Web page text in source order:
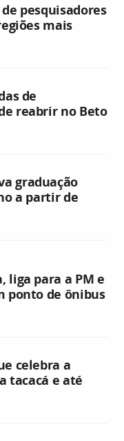
pesquisadores
mais
de
reabrir no Beto
graduação
a partir de
liga para a PM e
ponto de ônibus
celebra a
tacacá e até